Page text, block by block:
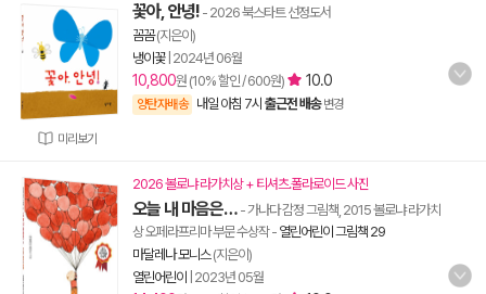
미리보기
꽃아, 안녕! - 2026 북스타트 선정도서
꼼꼼(지은이)
냉이꽃| 2024년 06월
10,800원 (10% 할인 / 600원) 10.0
양탄자배송 내일 아침 7시 출근전 배송 변경
2026 볼로냐 라가치상 + 티셔츠.폴라로이드 사진
오늘 내 마음은… - 가나다 감정 그림책, 2015 볼로냐 라가치
상 오페라프리마 부문 수상작- 열린어린이 그림책 29
마달레나 모니스(지은이)
열린어린이
2023년 05월